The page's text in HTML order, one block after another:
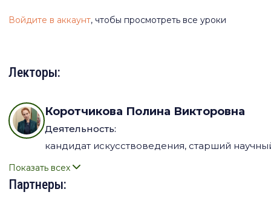
Лекции будут построены таким образом, чтобы вести
изменения и показательные факты, а также обратимся к
путешественников.
Войдите в аккаунт, чтобы просмотреть все уроки
Лекторы:
Коротчикова Полина Викторовна
Деятельность:
кандидат искусствоведения, старший
Показать всех
Партнеры: